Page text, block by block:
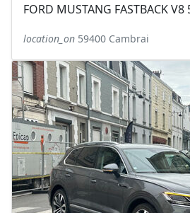
location_on 59400 Cambrai